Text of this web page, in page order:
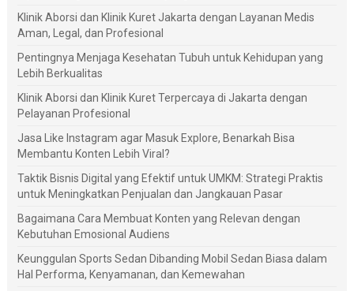
Klinik Aborsi dan Klinik Kuret Jakarta dengan Layanan Medis
Aman, Legal, dan Profesional
Pentingnya Menjaga Kesehatan Tubuh untuk Kehidupan yang
Lebih Berkualitas
Klinik Aborsi dan Klinik Kuret Terpercaya di Jakarta dengan
Pelayanan Profesional
Jasa Like Instagram agar Masuk Explore, Benarkah Bisa
Membantu Konten Lebih Viral?
Taktik Bisnis Digital yang Efektif untuk UMKM: Strategi Praktis
untuk Meningkatkan Penjualan dan Jangkauan Pasar
Bagaimana Cara Membuat Konten yang Relevan dengan
Kebutuhan Emosional Audiens
Keunggulan Sports Sedan Dibanding Mobil Sedan Biasa dalam
Hal Performa, Kenyamanan, dan Kemewahan